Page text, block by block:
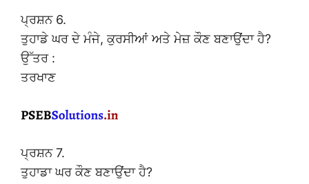
ਪ੍ਰਸ਼ਨ 6.
ਤੁਹਾਡੇ ਘਰ ਦੇ ਮੰਜੇ, ਕੁਰਸੀਆਂ ਅਤੇ ਮੇਜ਼ ਕੌਣ ਬਣਾਉਂਦਾ ਹੈ?
ਉੱਤਰ :
ਤਰਖਾਣ
ਪ੍ਰਸ਼ਨ 7.
ਤੁਹਾਡਾ ਘਰ ਕੌਣ ਬਣਾਉਂਦਾ ਹੈ?